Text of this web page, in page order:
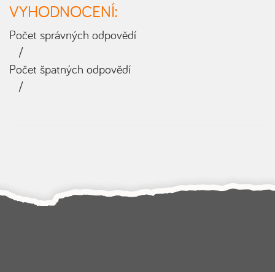
VYHODNOCENÍ:
Počet správných odpovědí
/
Počet špatných odpovědí
/